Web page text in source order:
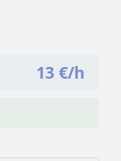
13 €/h